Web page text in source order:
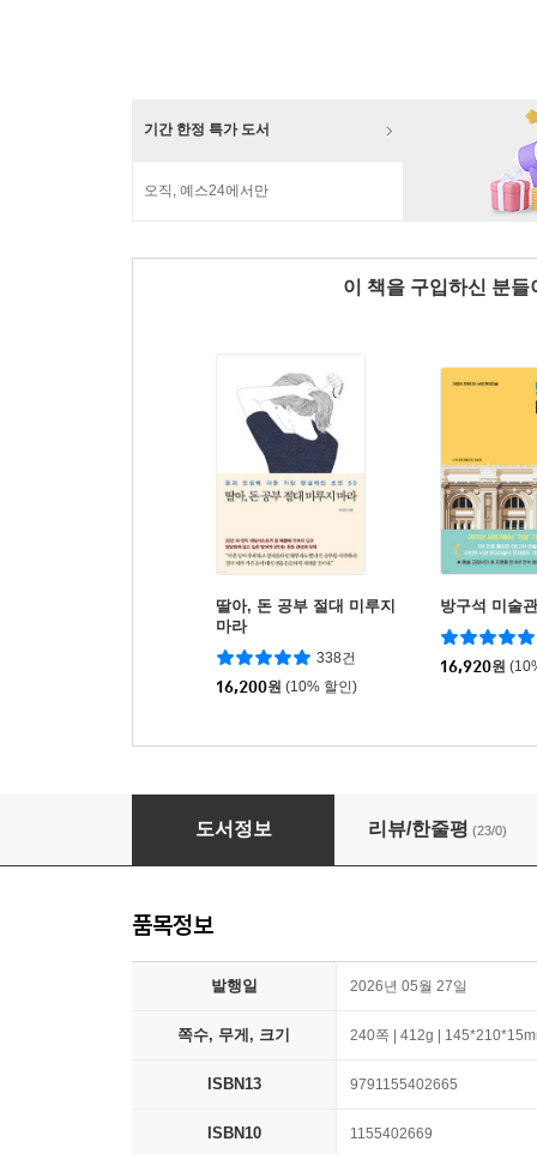
기간 한정 특가 도서
오직, 예스24에서만
이 책을 구입하신 분
딸아, 돈 공부 절대 미루지
마라
338건
16,200원 (10% 할인)
방구석 미술
16,920원
모두를 위한 키워드 미술사
도서정보 리뷰/한줄평 (23/0)
품목정보
발행일 2026년 05월 27일
쪽수, 무게, 크기 240쪽 | 412g |
ISBN13 9791155402665
ISBN10 1155402669